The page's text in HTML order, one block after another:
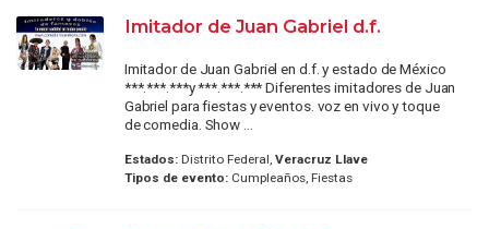
Imitador de Juan Gabriel d.f.
Imitador de Juan Gabriel en d.f. y estado de México
***.***.***y ***.***.*** Diferentes imitadores de Juan
Gabriel para fiestas y eventos. voz en vivo y toque
de comedia. Show ...
Estados:Distrito Federal, Veracruz Llave
Tipos de evento:Cumpleaños, Fiestas